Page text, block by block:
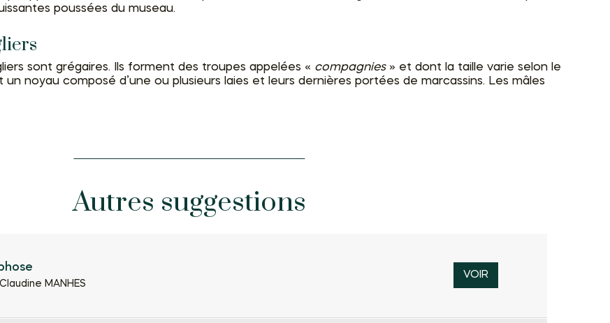
poussées du museau.
sont grégaires. Ils forment des troupes appelées « compagnies» et dont la taille varie selon le
un noyau composé d’une ou plusieurs laies et leurs dernières portées de marcassins. Les mâles
Autres suggestions
MANHES
VOIR